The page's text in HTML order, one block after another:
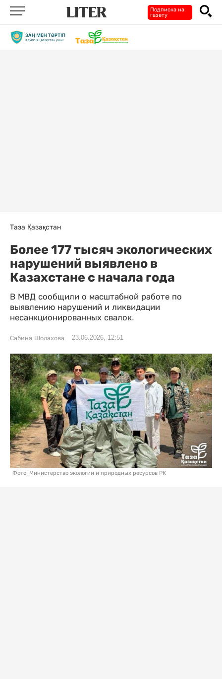
Подписка на
газету
Таза Қазақстан
Более 177 тысяч экологических
нарушений выявлено в
Казахстане с начала года
В МВД сообщили о масштабной работе по
выявлению нарушений и ликвидации
несанкционированных свалок.
Сабина Шолахова 23.06.2026, 12:51
Фото: Министерство экологии и природных ресурсов РК